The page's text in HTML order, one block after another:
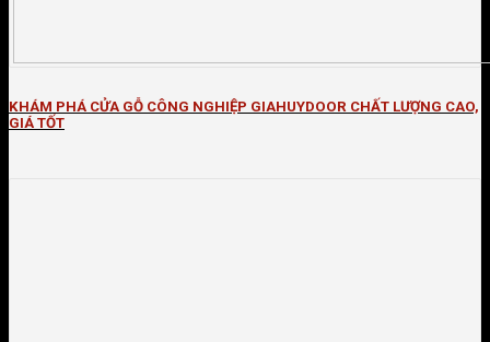
KHÁM PHÁ CỬA GỖ CÔNG NGHIỆP GIAHUYDOOR CHẤT LƯỢNG CAO,
GIÁ TỐT